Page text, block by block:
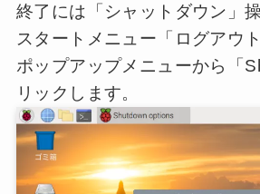
終了には「シャットダウン」
スタートメニュー「ログアウ
ポップアップメニューから「
リックします。